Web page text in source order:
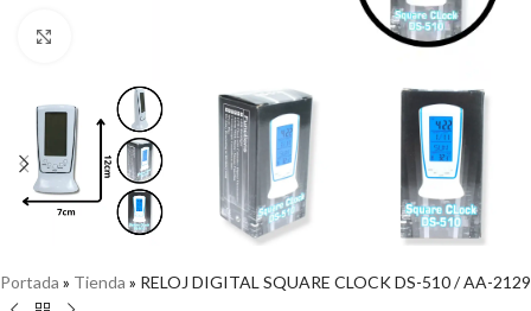
Portada » Tienda » RELOJ DIGITAL SQUARE CLOCK DS-510 / AA-2129